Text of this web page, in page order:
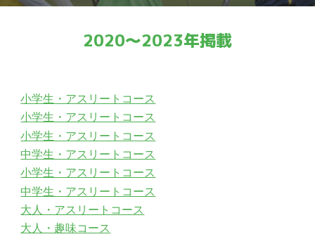
2020〜2023年掲載
小学生・アスリートコース
小学生・アスリートコース
小学生・アスリートコース
中学生・アスリートコース
小学生・アスリートコース
中学生・アスリートコース
大人・アスリートコース
大人・趣味コース